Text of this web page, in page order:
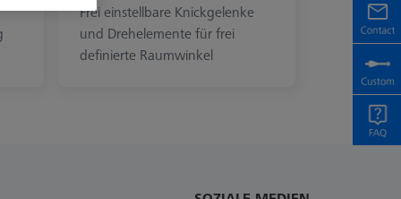
Frei einstellbare Knickgelenke
und Drehelemente für frei
definierte Raumwinkel